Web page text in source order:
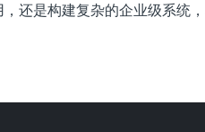
还是构建复杂的企业级系统